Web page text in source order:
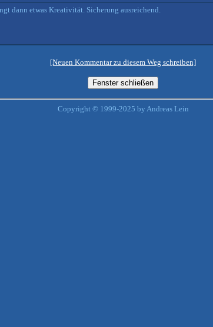
dann etwas Kreativität. Sicherung ausreichend.
[Neuen Kommentar zu diesem Weg schreiben]
Copyright © 1999-2025 by Andreas Lein